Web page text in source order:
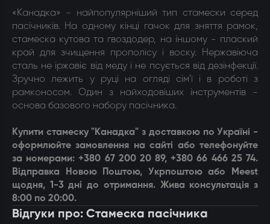
«Канадка» - найпопулярніший тип стамески серед
пасічників. На одному кінці гачок для зняття рамок,
стамеска кутова та гвоздодер, на іншому - плаский
край для зчищення прополісу і воску. Нержавіюча
сталь не іржавіє від меду і не псується від дезінфекції.
Зручно лежить у руці на огляді сім'ї і в роботі з
рамконосом. Один з найходовіших інструментів -
основа базового набору пасічника.
Купити стамеску "Канадка" з доставкою по Україні -
оформлюйте замовлення на сайті або телефонуйте
за номерами: +380 67 200 20 89, +380 66 466 25 74.
Відправка Новою Поштою, Укрпоштою або Meest
щодня, 1-3 дні до отримання. Жива консультація з
8:00 по 20:00.
Відгуки про: Стамеска пасічника